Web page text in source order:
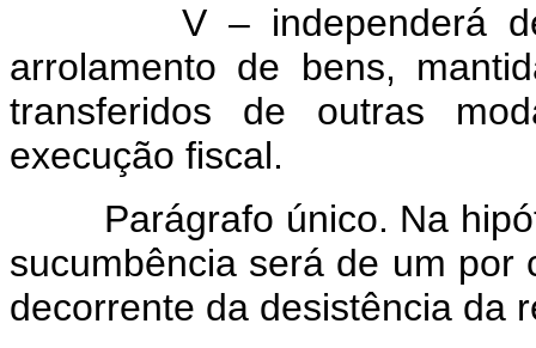
V – independerá de
arrolamento de bens,
transferidos de outras
execução fiscal.
Parágrafo único. Na
sucumbência será de um por
decorrente da desistência da